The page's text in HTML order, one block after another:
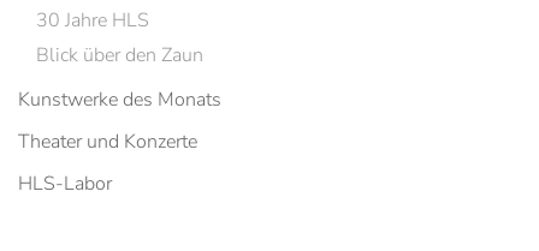
30 Jahre HLS
Blick über den Zaun
Kunstwerke des Monats
Theater und Konzerte
HLS-Labor